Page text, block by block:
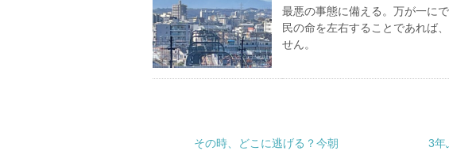
最悪の事態に備える。万が一に
民の命を左右することであれば
せん。
その時、どこに逃げる？今朝
3年